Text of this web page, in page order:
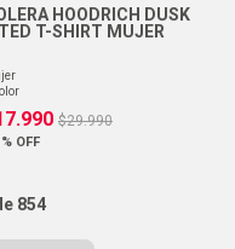
HOODRICH DUSK
T-SHIRT MUJER
.990 $29.990
OFF
854